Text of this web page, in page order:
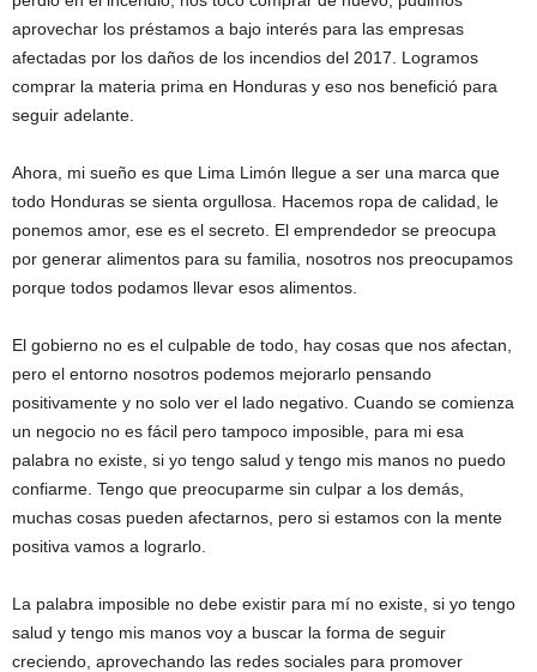
aprovechar los préstamos a bajo interés para las empresas
afectadas por los daños de los incendios del 2017. Logramos
comprar la materia prima en Honduras y eso nos benefició para
seguir adelante.
Ahora, mi sueño es que Lima Limón llegue a ser una marca que
todo Honduras se sienta orgullosa. Hacemos ropa de calidad, le
ponemos amor, ese es el secreto. El emprendedor se preocupa
por generar alimentos para su familia, nosotros nos preocupamos
porque todos podamos llevar esos alimentos.
El gobierno no es el culpable de todo, hay cosas que nos afectan,
pero el entorno nosotros podemos mejorarlo pensando
positivamente y no solo ver el lado negativo. Cuando se comienza
un negocio no es fácil pero tampoco imposible, para mi esa
palabra no existe, si yo tengo salud y tengo mis manos no puedo
confiarme. Tengo que preocuparme sin culpar a los demás,
muchas cosas pueden afectarnos, pero si estamos con la mente
positiva vamos a lograrlo.
La palabra imposible no debe existir para mí no existe, si yo tengo
salud y tengo mis manos voy a buscar la forma de seguir
creciendo, aprovechando las redes sociales para promover